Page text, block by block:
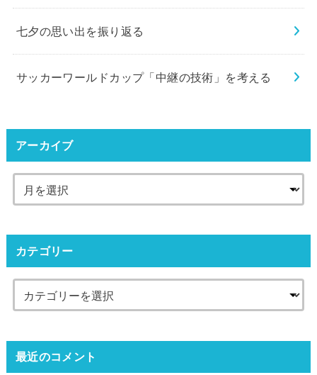
七夕の思い出を振り返る
サッカーワールドカップ「中継の技術」を考える
アーカイブ
カテゴリー
最近のコメント